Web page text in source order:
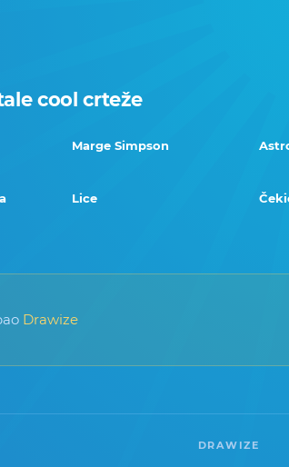
cool crteže
Marge Simpson
Lice
Drawize
DRAWIZE